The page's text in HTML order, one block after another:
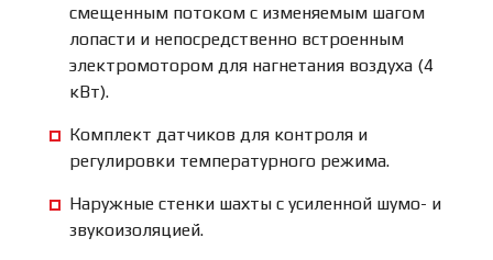
смещенным потоком с изменяемым шагом
лопасти и непосредственно встроенным
электромотором для нагнетания воздуха (4
кВт).
Комплект датчиков для контроля и
регулировки температурного режима.
Наружные стенки шахты с усиленной шумо- и
звукоизоляцией.